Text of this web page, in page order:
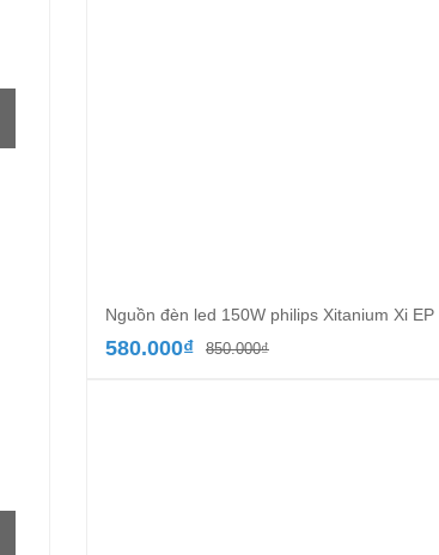
Nguồn đèn led 150W philips Xitanium Xi
850.000₫Giá
580.000₫
Giá